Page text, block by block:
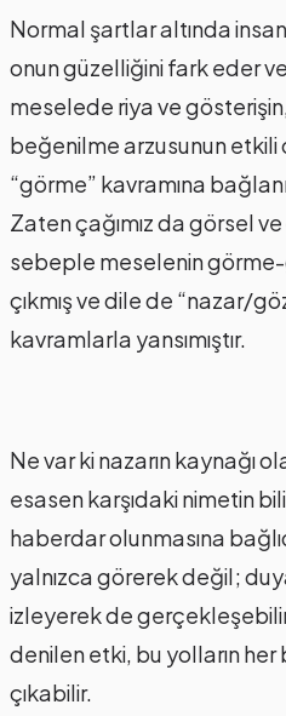
Normal şartlar altında
onun güzelliğini fark eder
meselede riya ve
beğenilme arzusunun etkili
“görme” kavramına
Zaten çağımız da görsel
sebeple meselenin
çıkmış ve dile de “nazar/
kavramlarla yansımıştır.
Ne var ki nazarın kaynağı
esasen karşıdaki nimetin
haberdar olunmasına
yalnızca görerek değil;
izleyerek de
denilen etki, bu yolların
çıkabilir.